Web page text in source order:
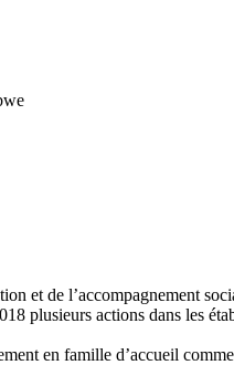
et de l’accompagnement
actions dans les
en famille d’accueil